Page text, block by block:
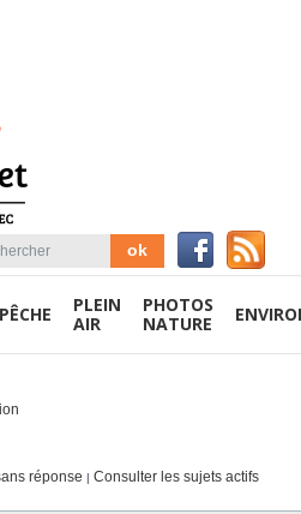
PÊCHE
PLEIN
AIR
PHOTOS
NATURE
réponse | Consulter les sujets actifs